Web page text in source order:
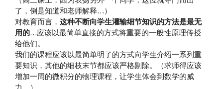
了，倒是知道和老师解释…）
对教育而言， 这种不断向学生灌输细节知识的方法是最无
用的…应该以最简单直接的方式将重要的一般性原理传授
给他们。
我们的课程应该以最简单明了的方式向学生介绍一系列重
要知识，其他的细枝末节都应该严格剔除。（求师得应该
增加一周的微积分的物理课程，让学生体会到数学的威
力。）